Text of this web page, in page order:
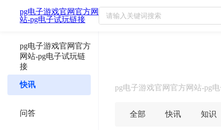
辽宁省最新政策汇总及政策
pg电子游戏官网官方网
站-pg电子试玩链接
pg电子游戏官网官方
网站-pg电子试玩链
接
快讯
问答
pg电子游戏官网官方网站-pg
全部 快讯 知识